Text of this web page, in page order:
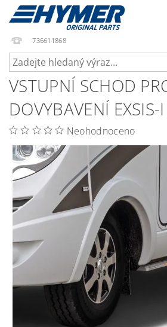
736611868
VSTUPNÍ SCHOD
DOVYBAVENÍ
Neohodnoceno